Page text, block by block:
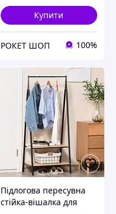
Купити
РОКЕТ ШОП 100%
Підлогова пересувна
стійка-вішалка для